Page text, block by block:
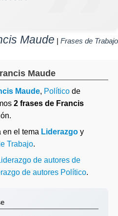
Maude | Frases de Trabajo
Maude
Maude, Político de
2 frases de Francis
en el tema Liderazgo y
Trabajo.
de autores de
de autores Político.